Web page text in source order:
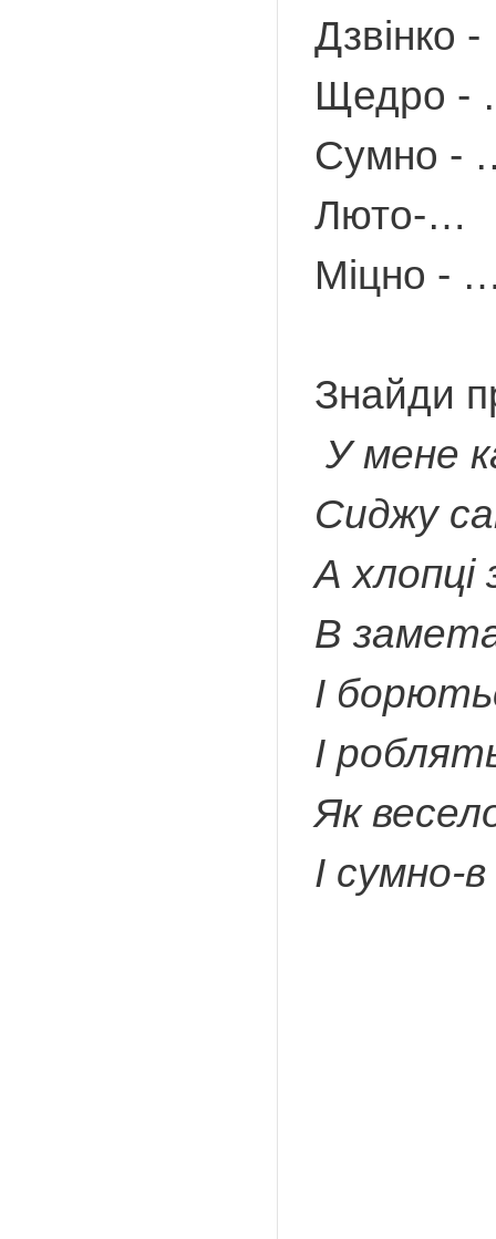
Дзвінко
Щедро -
Сумно -
Люто-…
Міцно -
Знайди
У мене
Сиджу
А хлопці
В
І
І
Як
І сумно-